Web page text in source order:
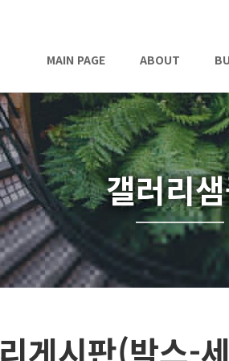
MAIN PAGE ABOUT
갤러리
게시판(박스-